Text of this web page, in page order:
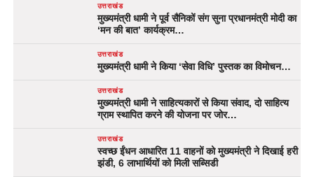
उत्तराखंड
मुख्यमंत्री धामी ने पूर्व सैनिकों संग सुना प्रधानमंत्री मोदी का
‘मन की बात’ कार्यक्रम…
उत्तराखंड
मुख्यमंत्री धामी ने किया ‘सेवा विधि’ पुस्तक का विमोचन…
उत्तराखंड
मुख्यमंत्री धामी ने साहित्यकारों से किया संवाद, दो साहित्य
ग्राम स्थापित करने की योजना पर जोर…
उत्तराखंड
स्वच्छ ईंधन आधारित 11 वाहनों को मुख्यमंत्री ने दिखाई हरी
झंडी, 6 लाभार्थियों को मिली सब्सिडी